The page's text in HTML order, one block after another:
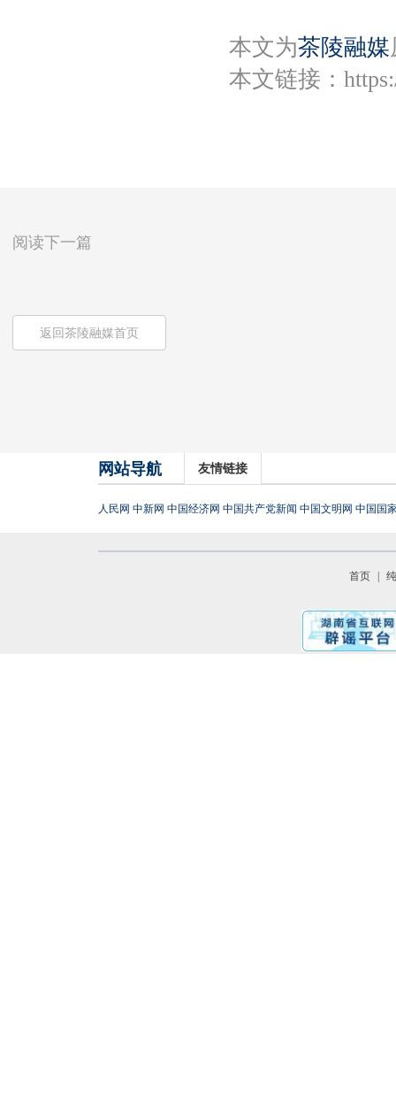
本文为茶陵融媒
本文链接：
阅读下一篇
返回茶陵融媒首页
网站导航 友情链接
人民网 中新网 中国经济网 中国共产党新闻 中国文明网 中国国
首页